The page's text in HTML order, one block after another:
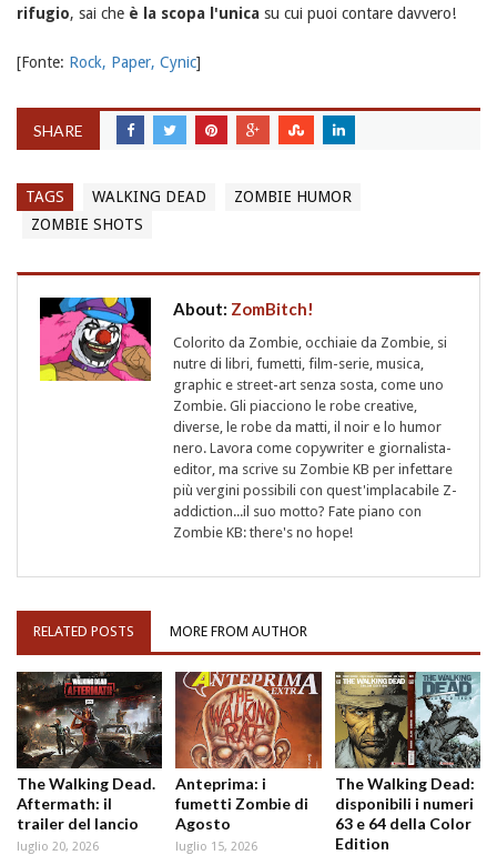
rifugio, sai che è la scopa l'unica su cui puoi contare davvero!
[Fonte: Rock, Paper, Cynic]
SHARE
TAGS WALKING DEAD
ZOMBIE HUMOR
ZOMBIE SHOTS
About: ZomBitch!
Colorito da Zombie, occhiaie da Zombie, si
nutre di libri, fumetti, film-serie, musica,
graphic e street-art senza sosta, come uno
Zombie. Gli piacciono le robe creative,
diverse, le robe da matti, il noir e lo humor
nero. Lavora come copywriter e giornalista-
editor, ma scrive su Zombie KB per infettare
più vergini possibili con quest'implacabile Z-
addiction...il suo motto? Fate piano con
Zombie KB: there's no hope!
RELATED POSTS MORE FROM AUTHOR
The Walking Dead.
Aftermath: il
trailer del lancio
luglio 20, 2026
Anteprima: i
fumetti Zombie di
Agosto
luglio 15, 2026
The Walking Dead:
disponibili i numeri
63 e 64 della Color
Edition